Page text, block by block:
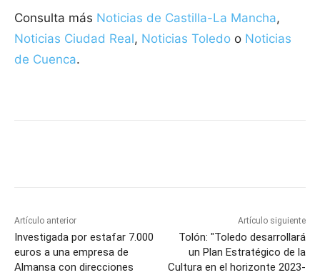
Consulta más Noticias de Castilla-La Mancha,
Noticias Ciudad Real, Noticias Toledo o Noticias
de Cuenca.
Artículo anterior
Investigada por estafar 7.000
euros a una empresa de
Almansa con direcciones
Artículo siguiente
Tolón: "Toledo desarrollará
un Plan Estratégico de la
Cultura en el horizonte 2023-